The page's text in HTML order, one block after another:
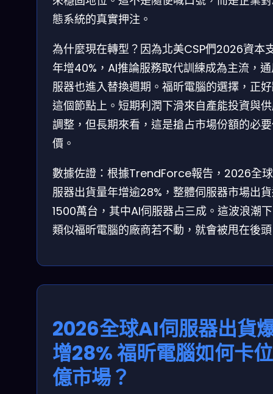
態系統的真實押注。
為什麼現在轉型？因為北美CSP們2026資本
年增40%，AI推論服務取代訓練成為主流，
服器也進入替換週期。福昕電腦的選擇，正
這個節點上。短期利潤下滑來自產能投資與
調整，但長期來看，這是搶占市場份額的必
價。
數據佐證：根據TrendForce報告，2026全
服器出貨量年增逾28%，整體伺服器市場出
1500萬台，其中AI伺服器占三成。這波浪潮
類似福昕電腦的廠商若不動，就會被甩在後
2026全球AI伺服器出貨
增28% 福昕電腦如何卡
億市場？